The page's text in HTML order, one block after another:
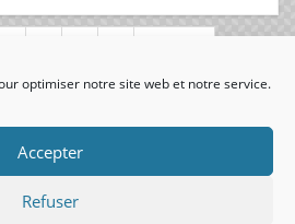
optimiser notre site web et notre service.
Accepter
Refuser